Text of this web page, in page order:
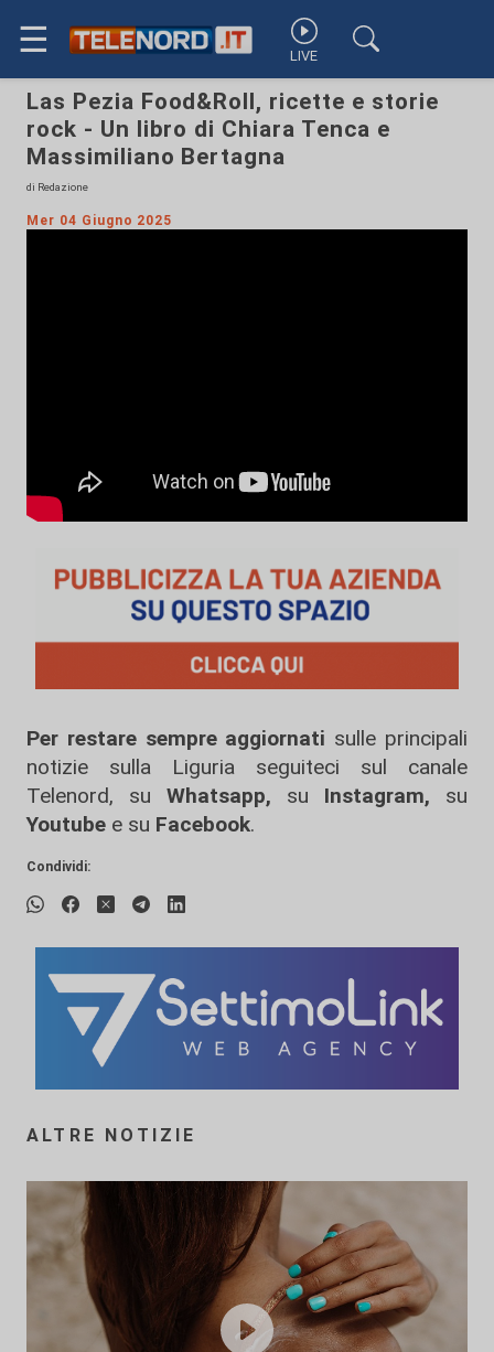
☰ LIVE
Las Pezia Food&Roll, ricette e storie
rock - Un libro di Chiara Tenca e
Massimiliano Bertagna
di Redazione
Mer 04 Giugno 2025
Per restare sempre aggiornati sulle principali
notizie sulla Liguria seguiteci sul canale
Telenord, su
Whatsapp, su Instagram, su
Youtube e su Facebook.
Condividi:
ALTRE NOTIZIE